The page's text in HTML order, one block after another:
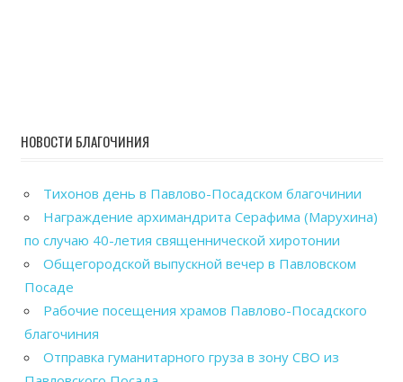
НОВОСТИ БЛАГОЧИНИЯ
Тихонов день в Павлово-Посадском благочинии
Награждение архимандрита Серафима (Марухина)
по случаю 40-летия священнической хиротонии
Общегородской выпускной вечер в Павловском
Посаде
Рабочие посещения храмов Павлово-Посадского
благочиния
Отправка гуманитарного груза в зону СВО из